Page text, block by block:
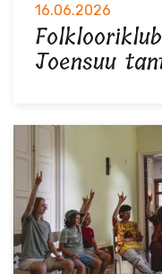
16.06.2026
Joensuu